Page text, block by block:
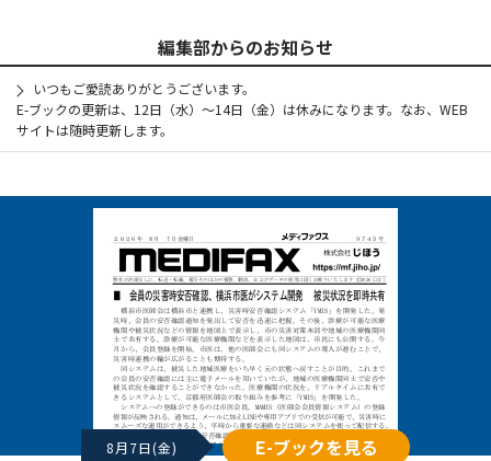
編集部からのお知らせ
いつもご愛読ありがとうございます。
E-ブックの更新は、12日（水）～14日（金）は休みになります。なお、WEB
サイトは随時更新します。
8月7日(金) E-ブックを見る